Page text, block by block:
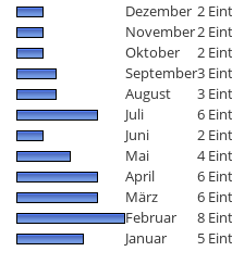
Dezember 2
November2
Oktober
2
September3
August
3
Juli
6
Juni
2
Mai
4
April
6
März
6
Februar
8
Januar
5